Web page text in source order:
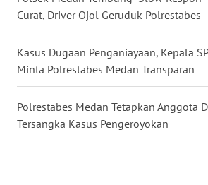
Curat, Driver Ojol Geruduk Polrestabes
Kasus Dugaan Penganiayaan, Kepala
Minta Polrestabes Medan Transparan
Polrestabes Medan Tetapkan Anggota
Tersangka Kasus Pengeroyokan
WN
SULSEL
WN
GORONTALO
WN
SULUT
MALUKU